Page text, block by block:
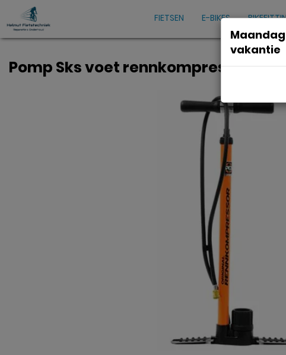
FIETSEN E-BIKES
Pomp Sks voet rennkompressor kop
vakantie